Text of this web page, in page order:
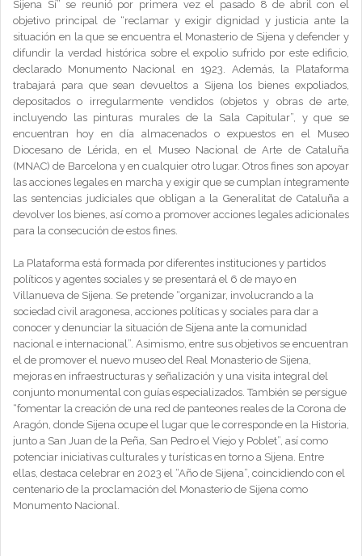
Sijena Sí” se reunió por primera vez el pasado 8 de abril con el
objetivo principal de “reclamar y exigir dignidad y justicia ante la
situación en la que se encuentra el Monasterio de Sijena y defender y
difundir la verdad histórica sobre el expolio sufrido por este edificio,
declarado Monumento Nacional en 1923. Además, la Plataforma
trabajará para que sean devueltos a Sijena los bienes expoliados,
depositados o irregularmente vendidos (objetos y obras de arte,
incluyendo las pinturas murales de la Sala Capitular”, y que se
encuentran hoy en día almacenados o expuestos en el Museo
Diocesano de Lérida, en el Museo Nacional de Arte de Cataluña
(MNAC) de Barcelona y en cualquier otro lugar. Otros fines son apoyar
las acciones legales en marcha y exigir que se cumplan íntegramente
las sentencias judiciales que obligan a la Generalitat de Cataluña a
devolver los bienes, así como a promover acciones legales adicionales
para la consecución de estos fines.
La Plataforma está formada por diferentes instituciones y partidos
políticos y agentes sociales y se presentará el 6 de mayo en
Villanueva de Sijena. Se pretende “organizar, involucrando a la
sociedad civil aragonesa, acciones políticas y sociales para dar a
conocer y denunciar la situación de Sijena ante la comunidad
nacional e internacional”. Asimismo, entre sus objetivos se encuentran
el de promover el nuevo museo del Real Monasterio de Sijena,
mejoras en infraestructuras y señalización y una visita integral del
conjunto monumental con guías especializados. También se persigue
“fomentar la creación de una red de panteones reales de la Corona de
Aragón, donde Sijena ocupe el lugar que le corresponde en la Historia,
junto a San Juan de la Peña, San Pedro el Viejo y Poblet”, así como
potenciar iniciativas culturales y turísticas en torno a Sijena. Entre
ellas, destaca celebrar en 2023 el “Año de Sijena”, coincidiendo con el
centenario de la proclamación del Monasterio de Sijena como
Monumento Nacional.